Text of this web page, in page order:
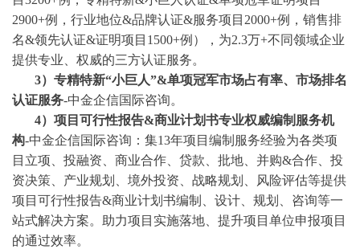
2900+例，行业地位&品牌认证&服务项目2000+例，销售排
名&领先认证&证明项目1500+例），为2.3万+不同领域企业
提供专业、权威的三方认证服务。
3）专精特新“小巨人”&单项冠军市场占有率、市场排名
认证服务-中金企信国际咨询。
4）项目可行性报告&商业计划书专业权威编制服务机
构-中金企信国际咨询：集13年项目编制服务经验为各类项
目立项、投融资、商业合作、贷款、批地、并购&合作、投
资决策、产业规划、境外投资、战略规划、风险评估等提供
项目可行性报告&商业计划书编制、设计、规划、咨询等一
站式解决方案。助力项目实施落地、提升项目单位申报项目
的通过效率。